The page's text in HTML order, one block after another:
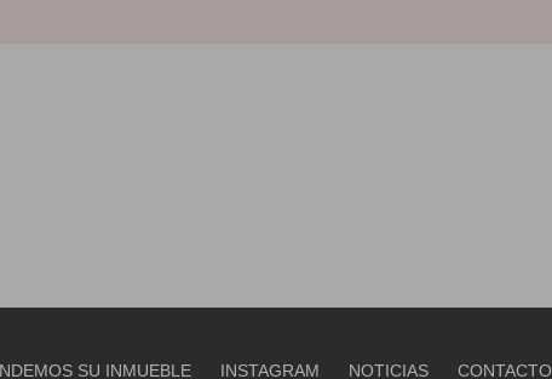
SU INMUEBLE INSTAGRAM NOTICIAS CONTACTO